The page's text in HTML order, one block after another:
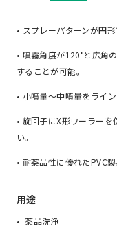
• スプレーパターンが円
• 噴霧角度が120°と広角
することが可能。
• 小噴量～中噴量をライン
• 旋回子にX形ワーラー
い。
• 耐薬品性に優れたPVC製
用途
薬品洗浄